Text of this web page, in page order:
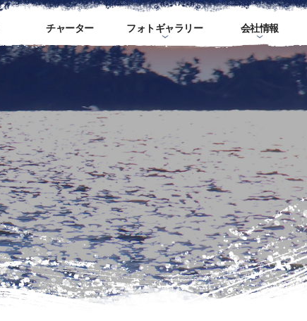
チャーター フォトギャラリー 会社情報